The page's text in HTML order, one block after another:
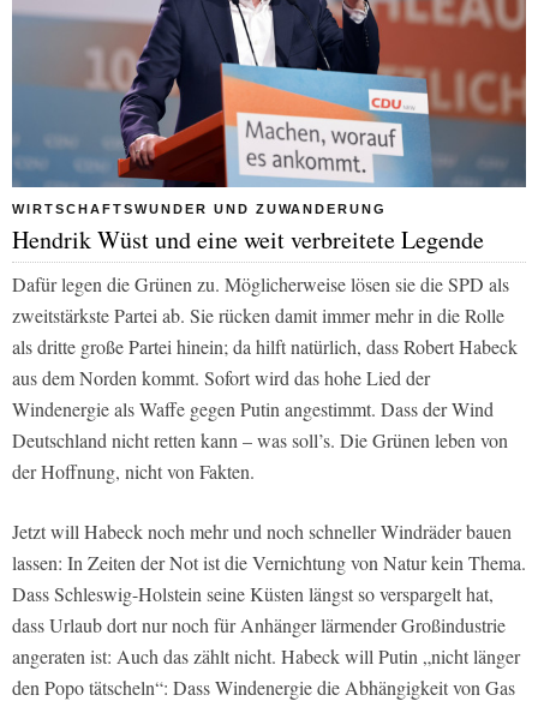
WIRTSCHAFTSWUNDER UND ZUWANDERUNG
Hendrik Wüst und eine weit verbreitete Legende
Dafür legen die Grünen zu. Möglicherweise lösen sie die SPD als
zweitstärkste Partei ab. Sie rücken damit immer mehr in die Rolle
als dritte große Partei hinein; da hilft natürlich, dass Robert Habeck
aus dem Norden kommt. Sofort wird das hohe Lied der
Windenergie als Waffe gegen Putin angestimmt. Dass der Wind
Deutschland nicht retten kann – was soll’s. Die Grünen leben von
der Hoffnung, nicht von Fakten.
Jetzt will Habeck noch mehr und noch schneller Windräder bauen
lassen: In Zeiten der Not ist die Vernichtung von Natur kein Thema.
Dass Schleswig-Holstein seine Küsten längst so verspargelt hat,
dass Urlaub dort nur noch für Anhänger lärmender Großindustrie
angeraten ist: Auch das zählt nicht. Habeck will Putin „nicht länger
den Popo tätscheln“: Dass Windenergie die Abhängigkeit von Gas